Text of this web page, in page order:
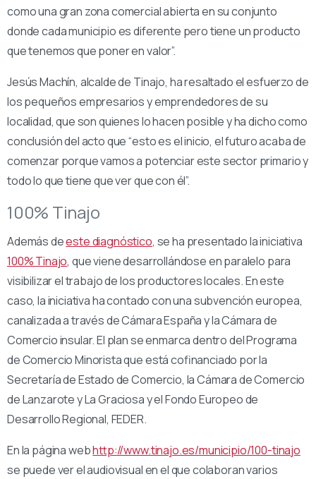
como una gran zona comercial abierta en su conjunto
donde cada municipio es diferente pero tiene un producto
que tenemos que poner en valor”.
Jesús Machín, alcalde de Tinajo, ha resaltado el esfuerzo de
los pequeños empresarios y emprendedores de su
localidad, que son quienes lo hacen posible y ha dicho como
conclusión del acto que “esto es el inicio, el futuro acaba de
comenzar porque vamos a potenciar este sector primario y
todo lo que tiene que ver que con él”.
100% Tinajo
Además deeste diagnóstico, se ha presentado la iniciativa
100% Tinajo, que viene desarrollándose en paralelo para
visibilizar el trabajo de los productores locales. En este
caso, la iniciativa ha contado con una subvención europea,
canalizada a través de Cámara España y la Cámara de
Comercio insular. El plan se enmarca dentro del Programa
de Comercio Minorista que está cofinanciado por la
Secretaría de Estado de Comercio, la Cámara de Comercio
de Lanzarote y La Graciosa y el Fondo Europeo de
Desarrollo Regional, FEDER.
En la página webhttp://www.tinajo.es/municipio/100-tinajo
se puede ver el audiovisual en el que colaboran varios